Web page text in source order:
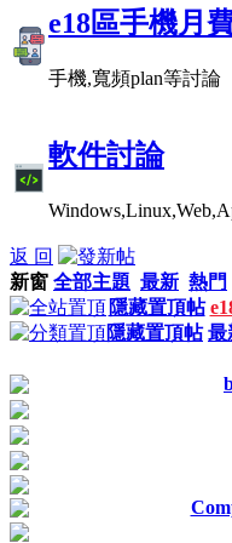
e18區手機月
手機,寬頻plan等討論
軟件討論
返 回
新窗 全部主題 最新 熱門
隱藏置頂帖
隱藏置頂帖 最